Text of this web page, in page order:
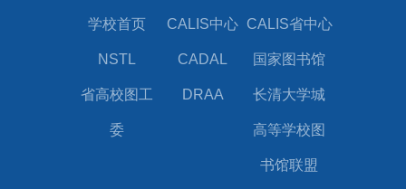
学校首页 CALIS中心 CALIS省中心
NSTL CADAL 国家图书馆
省高校图工
委
DRAA 长清大学城
高等学校图
书馆联盟